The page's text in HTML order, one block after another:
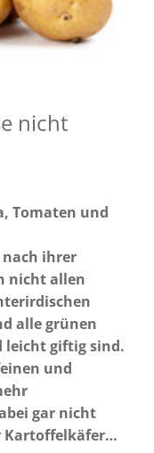
nicht
Tomaten und
nach ihrer
nicht allen
alle grünen
leicht giftig sind.
und
gar nicht
Kartoffelkäfer…